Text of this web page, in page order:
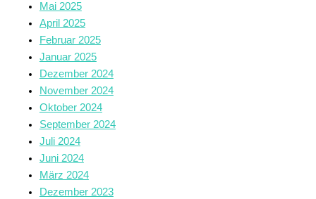
Mai 2025
April 2025
Februar 2025
Januar 2025
Dezember 2024
November 2024
Oktober 2024
September 2024
Juli 2024
Juni 2024
März 2024
Dezember 2023